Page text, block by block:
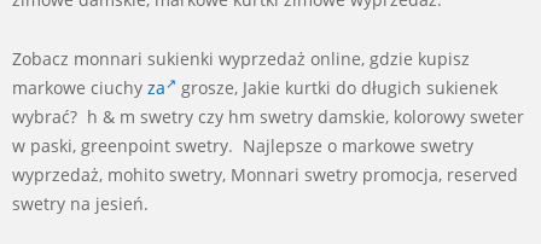
Zobacz monnari sukienki wyprzedaż online, gdzie kupisz
markowe ciuchy za
grosze, Jakie kurtki do długich sukienek
wybrać? h & m swetry czy hm swetry damskie, kolorowy sweter
w paski, greenpoint swetry. Najlepsze o markowe swetry
wyprzedaż, mohito swetry, Monnari swetry promocja, reserved
swetry na jesień.